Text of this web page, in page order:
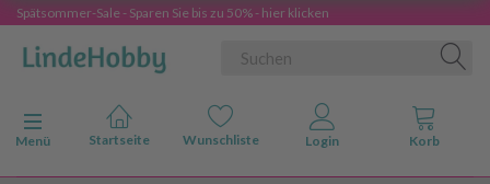
Spätsommer-Sale - Sparen Sie bis zu 50% - hier klicken
Anzeige ändern
Menü